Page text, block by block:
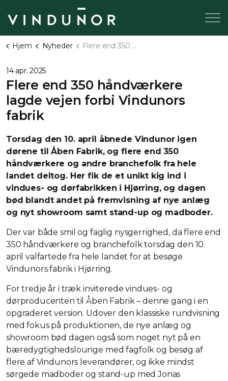
Hjem Nyheder Flere end 350 håndværkere lagde vejen forbi Vindunors fabrik
14 apr. 2025
Flere end 350 håndværkere
lagde vejen forbi Vindunors
fabrik
Torsdag den 10. april åbnede Vindunor igen
dørene til Åben Fabrik, og flere end 350
håndværkere og andre branchefolk fra hele
landet deltog. Her fik de et unikt kig ind i
vindues- og dørfabrikken i Hjørring, og dagen
bød blandt andet på fremvisning af nye anlæg
og nyt showroom samt stand-up og madboder.
Der var både smil og faglig nysgerrighed, da flere end
350 håndværkere og branchefolk torsdag den 10.
april valfartede fra hele landet for at besøge
Vindunors fabrik i Hjørring.
For tredje år i træk inviterede vindues- og
dørproducenten til Åben Fabrik – denne gang i en
opgraderet version. Udover den klassiske rundvisning
med fokus på produktionen, de nye anlæg og
showroom bød dagen også som noget nyt på en
bæredygtighedslounge med fagfolk og besøg af
flere af Vindunors leverandører, og ikke mindst
sørgede madboder og stand-up med Jonas